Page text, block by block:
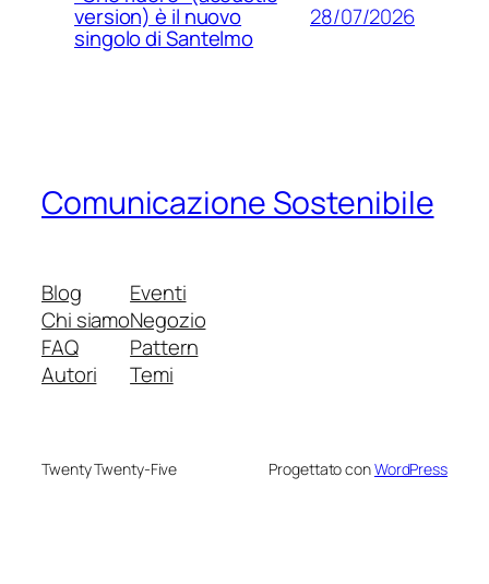
version) è il nuovo
singolo di Santelmo
28/07/2026
Comunicazione Sostenibile
Blog
Chi siamo
FAQ
Autori
Eventi
Negozio
Pattern
Temi
Twenty Twenty-Five Progettato conWordPress